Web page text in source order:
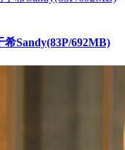
希Sandy(83P/692MB)